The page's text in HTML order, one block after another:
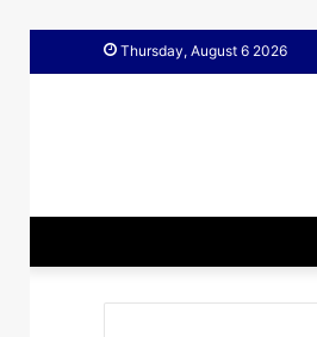
Thursday, August 6 2026